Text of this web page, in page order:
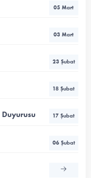
05 Mart
03 Mart
23 Şubat
18 Şubat
Duyurusu 17 Şubat
06 Şubat